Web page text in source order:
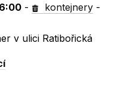
- kontejnery -
v ulici Ratibořická